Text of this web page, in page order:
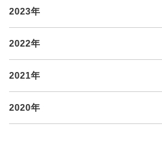
2023年
2022年
2021年
2020年